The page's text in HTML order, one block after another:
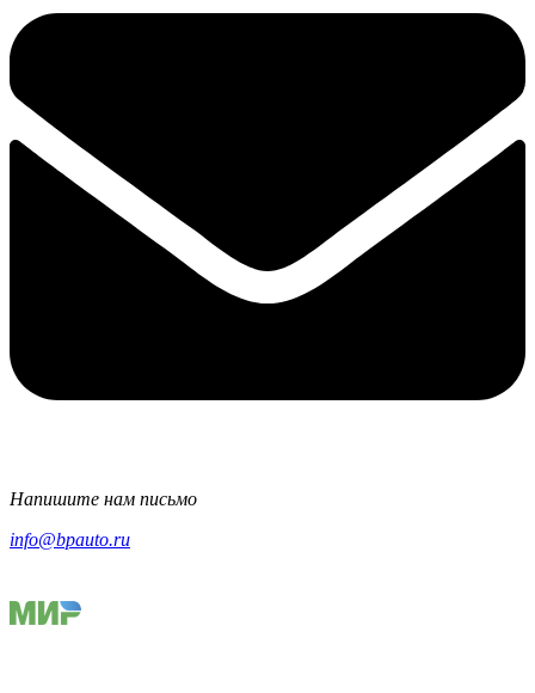
Напишите нам письмо
info@bpauto.ru